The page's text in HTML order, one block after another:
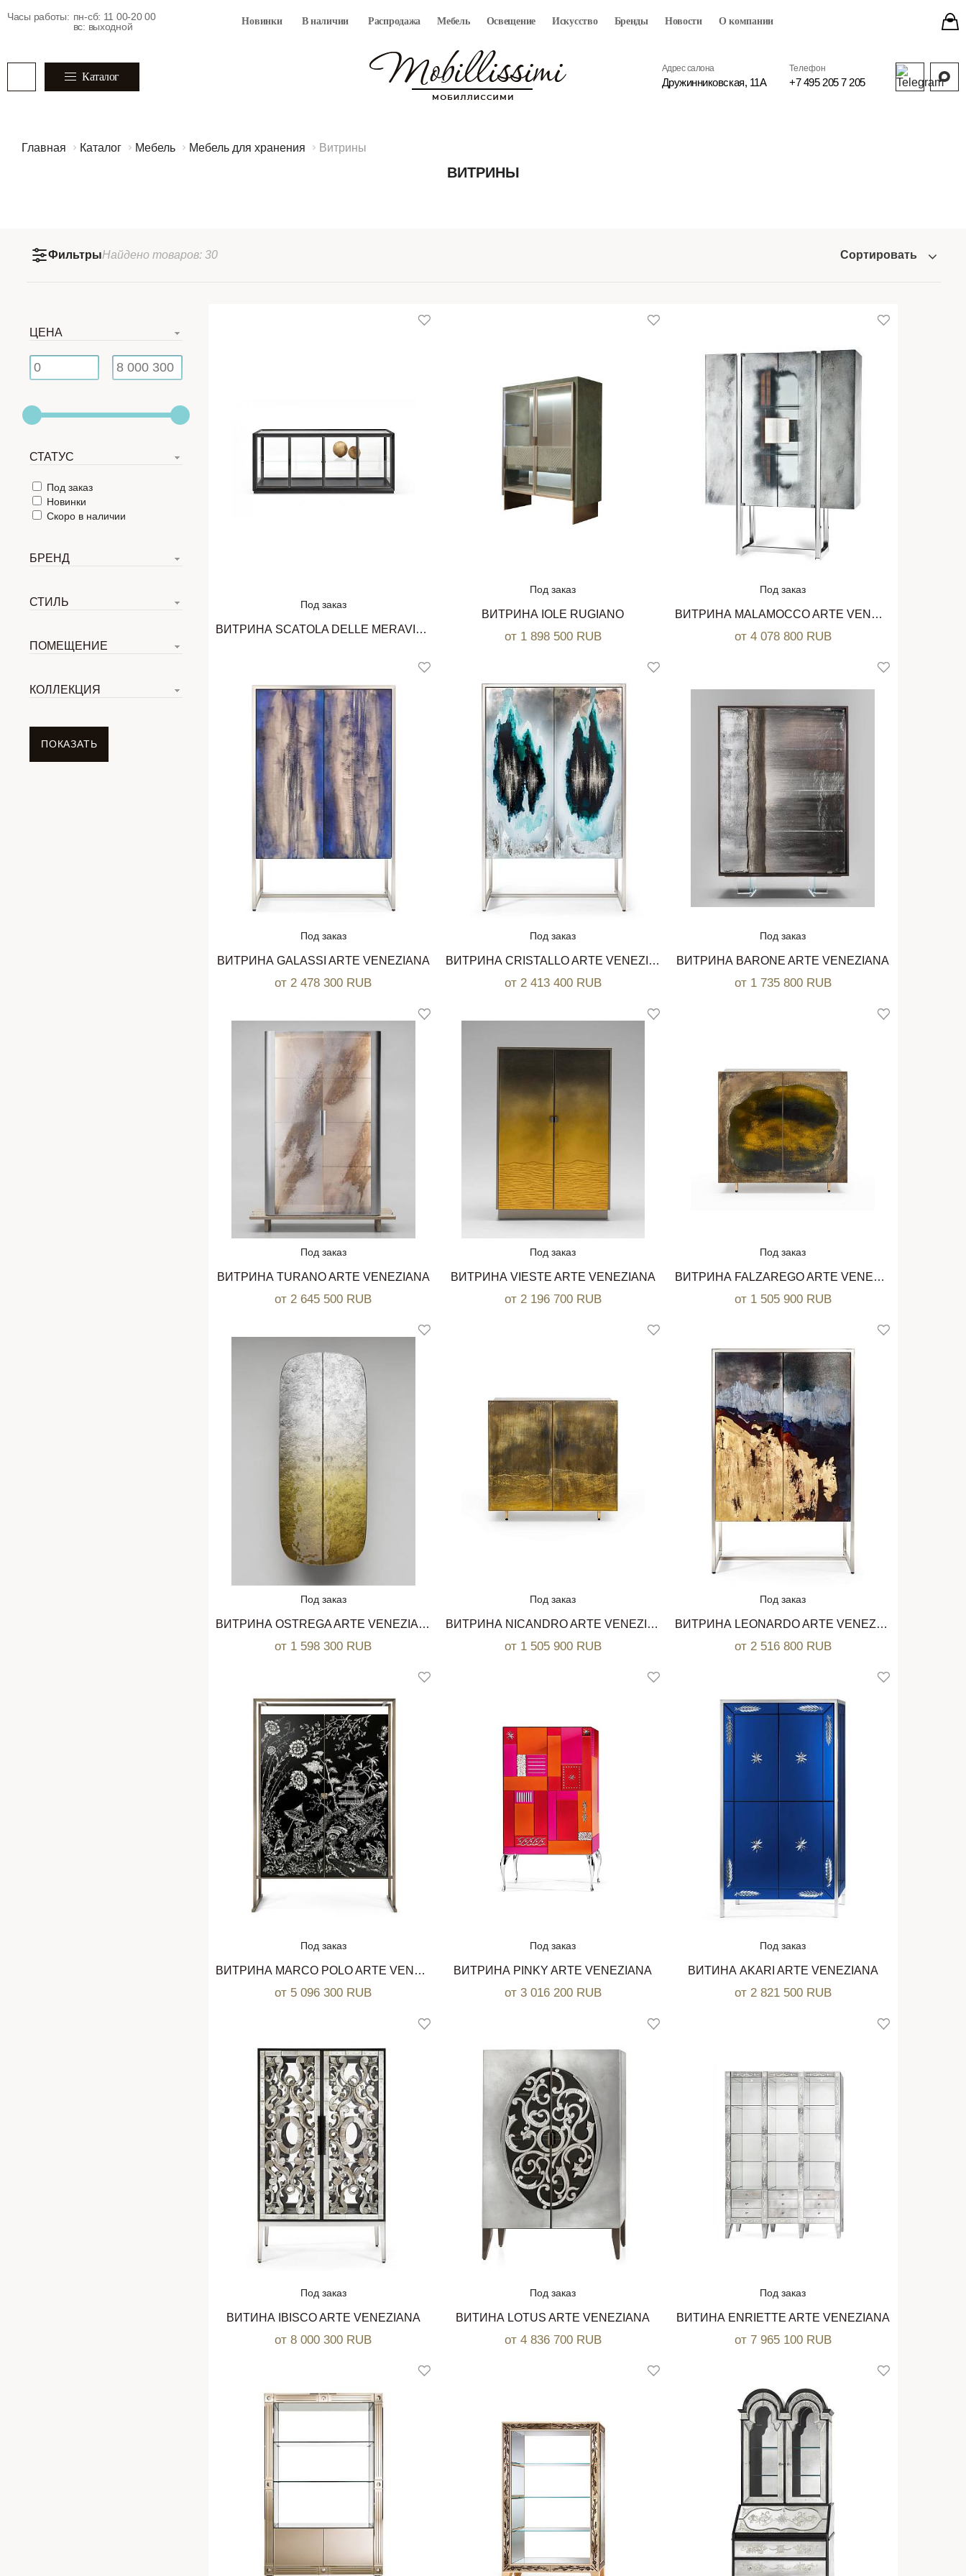
Часы работы: пн-сб: 11 00-20 00
вс: выходной
Новинки В наличии Распродажа Мебель Освещение Искусство Бренды Новости О компании
Каталог
Адрес салона
Дружинниковская, 11А
Телефон
+7 495 205 7 205
Главная Каталог Мебель Мебель для хранения Витрины
ВИТРИНЫ
ЦЕНА
СТАТУС
Под заказ
Новинки
Скоро в наличии
БРЕНД
СТИЛЬ
ПОМЕЩЕНИЕ
КОЛЛЕКЦИЯ
Сортировать
ФильтрыНайденотоваров:30
Под заказ
ВИТРИНА SCATOLA DELLE MERAVIGLIE-WONDERBOX CECCOTTI COLLEZIONI
Под заказ
ВИТРИНА IOLE RUGIANO
от 1 898 500 RUB
Под заказ
ВИТРИНА MALAMOCCO ARTE VENEZIANA
от 4 078 800 RUB
Под заказ
ВИТРИНА GALASSI ARTE VENEZIANA
от 2 478 300 RUB
Под заказ
ВИТРИНА CRISTALLO ARTE VENEZIANA
от 2 413 400 RUB
Под заказ
ВИТРИНА BARONE ARTE VENEZIANA
от 1 735 800 RUB
Под заказ
ВИТРИНА TURANO ARTE VENEZIANA
от 2 645 500 RUB
Под заказ
ВИТРИНА VIESTE ARTE VENEZIANA
от 2 196 700 RUB
Под заказ
ВИТРИНА FALZAREGO ARTE VENEZIANA
от 1 505 900 RUB
Под заказ
ВИТРИНА OSTREGA ARTE VENEZIANA
от 1 598 300 RUB
Под заказ
ВИТРИНА NICANDRO ARTE VENEZIANA
от 1 505 900 RUB
Под заказ
ВИТРИНА LEONARDO ARTE VENEZIANA
от 2 516 800 RUB
Под заказ
ВИТРИНА MARCO POLO ARTE VENEZIANA
от 5 096 300 RUB
Под заказ
ВИТРИНА PINKY ARTE VENEZIANA
от 3 016 200 RUB
Под заказ
ВИТИНА AKARI ARTE VENEZIANA
от 2 821 500 RUB
Под заказ
ВИТИНА IBISCO ARTE VENEZIANA
от 8 000 300 RUB
Под заказ
ВИТИНА LOTUS ARTE VENEZIANA
от 4 836 700 RUB
Под заказ
ВИТИНА ENRIETTE ARTE VENEZIANA
от 7 965 100 RUB